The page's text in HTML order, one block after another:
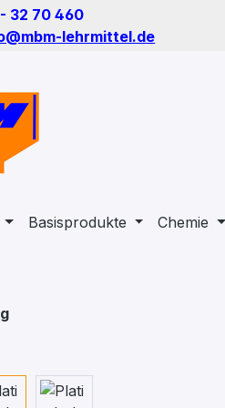
springen
32 70 460
lehrmittel.de
Basisprodukte Chemie